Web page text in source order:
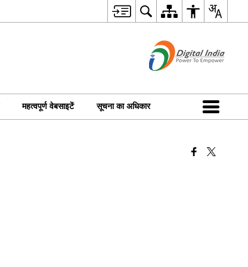
महत्वपूर्ण वेबसाइटें सूचना का अधिकार